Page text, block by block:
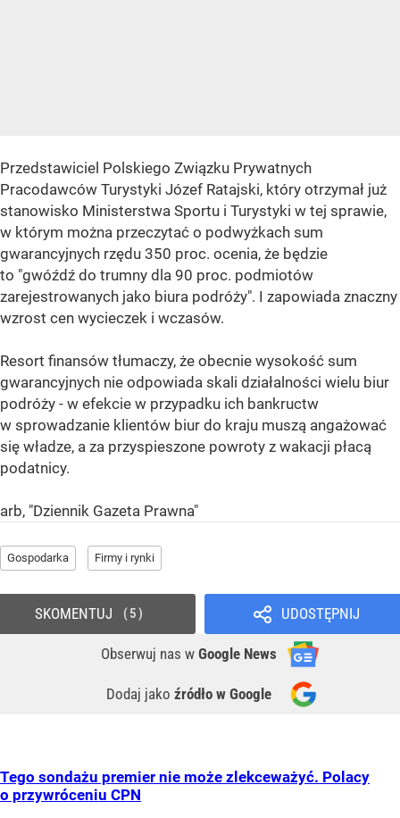
Przedstawiciel Polskiego Związku Prywatnych
Pracodawców Turystyki Józef Ratajski, który otrzymał już
stanowisko Ministerstwa Sportu i Turystyki w tej sprawie,
w którym można przeczytać o podwyżkach sum
gwarancyjnych rzędu 350 proc. ocenia, że będzie
to "gwóźdź do trumny dla 90 proc. podmiotów
zarejestrowanych jako biura podróży". I zapowiada znaczny
wzrost cen wycieczek i wczasów.
Resort finansów tłumaczy, że obecnie wysokość sum
gwarancyjnych nie odpowiada skali działalności wielu biur
podróży - w efekcie w przypadku ich bankructw
w sprowadzanie klientów biur do kraju muszą angażować
się władze, a za przyspieszone powroty z wakacji płacą
podatnicy.
arb, "Dziennik Gazeta Prawna"
Gospodarka Firmy i rynki
UDOSTĘPNIJ
Obserwuj nas w Google News
Dodaj jako źródło w Google
SKOMENTUJ 5
Tego sondażu premier nie może zlekceważyć. Polacy
o przywróceniu CPN